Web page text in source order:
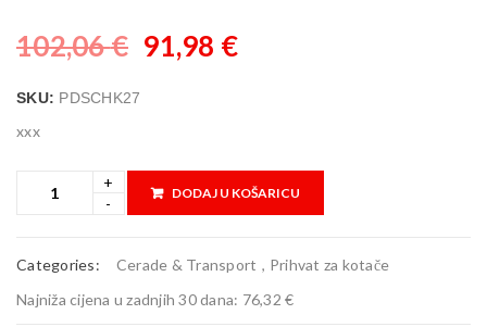
102,06€ 91,98 €
SKU: PDSCHK27
xxx
DODAJ U KOŠARICU
Categories: Cerade & Transport , Prihvat za kotače
Najniža cijena u zadnjih 30 dana: 76,32 €